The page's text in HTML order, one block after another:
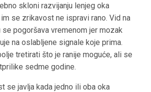
skloni razvijanju lenjeg oka
se zrikavost ne ispravi rano. Vid na
pogoršava vremenom jer mozak
na oslabljene signale koje prima.
tretirati što je ranije moguće, ali se
sedme godine.
se javlja kada jedno ili oba oka